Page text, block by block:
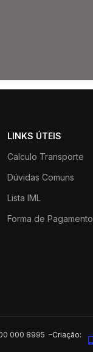
LINKS ÚTEIS
Calculo Transporte
Dúvidas Comuns
Lista IML
Forma de Pagamento
000 8995 –Criação: